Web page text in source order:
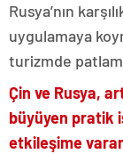
Rusya’nın
uygulamaya
turizmde
Çin ve Rusya,
büyüyen pratik
etkileşime